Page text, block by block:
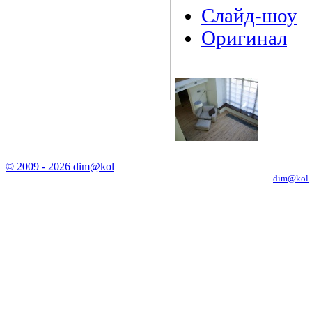
Слайд-шоу
Оригинал
© 2009 - 2026 dim@kol
dim@kol